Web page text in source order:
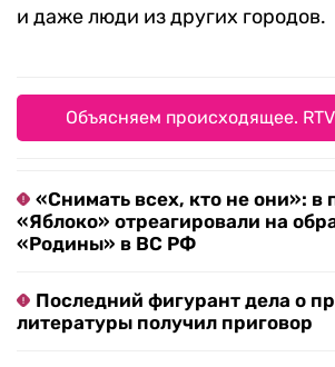
и даже люди из других городов.
Объясняем происходящее.
«Снимать всех, кто не они»: в
«Яблоко» отреагировали на
«Родины» в ВС РФ
Последний фигурант дела о
литературы получил приговор